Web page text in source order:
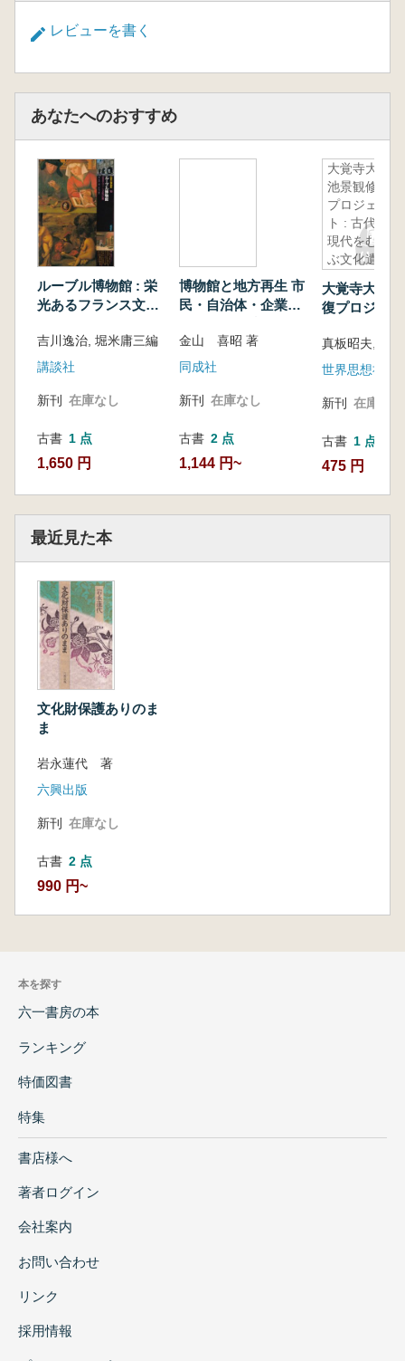
レビューを書く
あなたへのおすすめ
ルーブル博物館 : 栄
光あるフランス文化
吉川逸治, 堀米庸三編
講談社
新刊 在庫なし
古書 1 点
1,650 円
博物館と地方再生 市
民・自治体・企業・
金山 喜昭 著
同成社
新刊 在庫なし
古書 2 点
1,144 円~
大覚寺大沢
池景観修復
プロジェク
ト : 古代と
現代をむす
ぶ文化遺産
大覚寺大沢
復プロジェ
化遺産
真板昭夫, 河
世界思想社
新刊 在庫なし
古書 1 点
475 円
最近見た本
文化財保護ありのま
ま
岩永蓮代 著
六興出版
新刊 在庫なし
古書 2 点
990 円~
本を探す
六一書房の本
ランキング
特価図書
特集
書店様へ
著者ログイン
会社案内
お問い合わせ
リンク
採用情報